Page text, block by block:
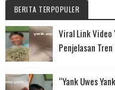
BERITA TERPOPULER
Viral Link Video
Penjelasan
“Yank Uwes